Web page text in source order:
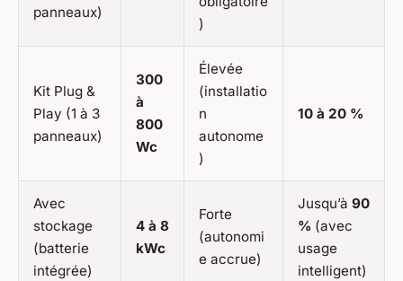
panneaux)
)
Kit Plug &
Play (1 à 3
panneaux)
300
à
800
Wc
Élevée
(installatio
n
autonome
)
10 à 20 %
Avec
stockage
(batterie
intégrée)
4 à 8
kWc
Forte
(autonomi
e accrue)
Jusqu’à 90
% (avec
usage
intelligent)